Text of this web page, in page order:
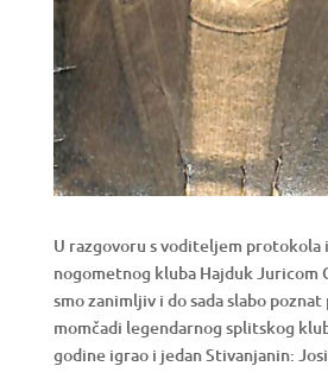
U razgovoru s voditeljem protokola
nogometnog kluba Hajduk Juricom
smo zanimljiv i do sada slabo poznat
momčadi legendarnog splitskog
godine igrao i jedan Stivanjanin: